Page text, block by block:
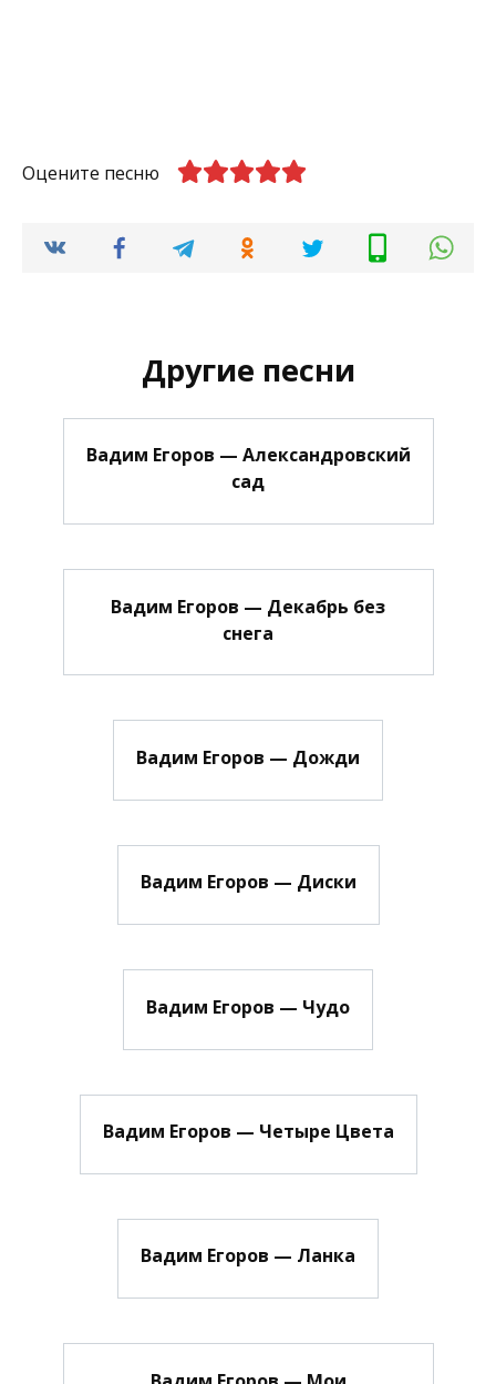
Оцените песню
Другие песни
Вадим Егоров — Александровский
сад
Вадим Егоров — Декабрь без
снега
Вадим Егоров — Дожди
Вадим Егоров — Диски
Вадим Егоров — Чудо
Вадим Егоров — Четыре Цвета
Вадим Егоров — Ланка